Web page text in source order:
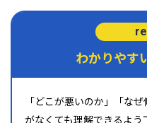
わかりやす
「どこが悪いのか」「な
がなくても理解できるよう